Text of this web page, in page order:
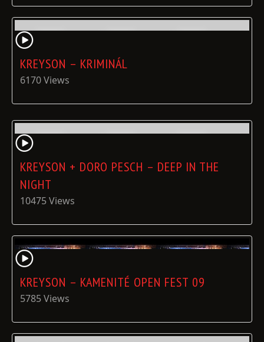
KREYSON – KRIMINÁL
6170 Views
KREYSON + DORO PESCH – DEEP IN THE
NIGHT
10475 Views
KREYSON – KAMENITÉ OPEN FEST 09
5785 Views